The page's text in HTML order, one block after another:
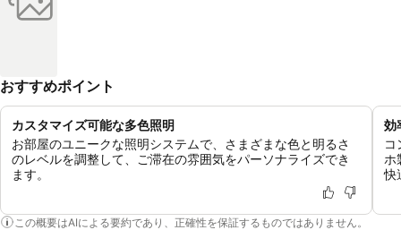
おすすめポイント
カスタマイズ可能な多色照明
お部屋のユニークな照明システムで、さまざまな色と明るさ
のレベルを調整して、ご滞在の雰囲気をパーソナライズでき
ます。
効
コ
ホ
快
この概要はAIによる要約であり、正確性を保証するものではありません。